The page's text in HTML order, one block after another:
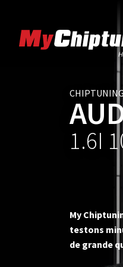
CHIPTUNING
1.6I
My
testons
de grande